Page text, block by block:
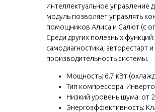
Интеллектуальное управление
модуль позволяет управлять
помощников Алиса и Салют (с
Среди других полезных
самодиагностика, авторестарт
производительность системы.
Мощность: 6.7 кВт
Тип компрессора:
Низкий уровень шума: от
Энергоэффективность: